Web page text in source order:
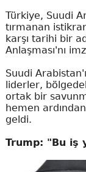
Türkiye, Suudi
tırmanan
karşı tarihi bir
Anlaşması'nı
Suudi
liderler,
ortak bir
hemen
geldi.
Trump: "Bu iş